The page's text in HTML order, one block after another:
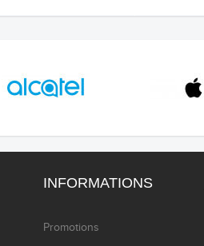
INFORMATIONS
Promotions